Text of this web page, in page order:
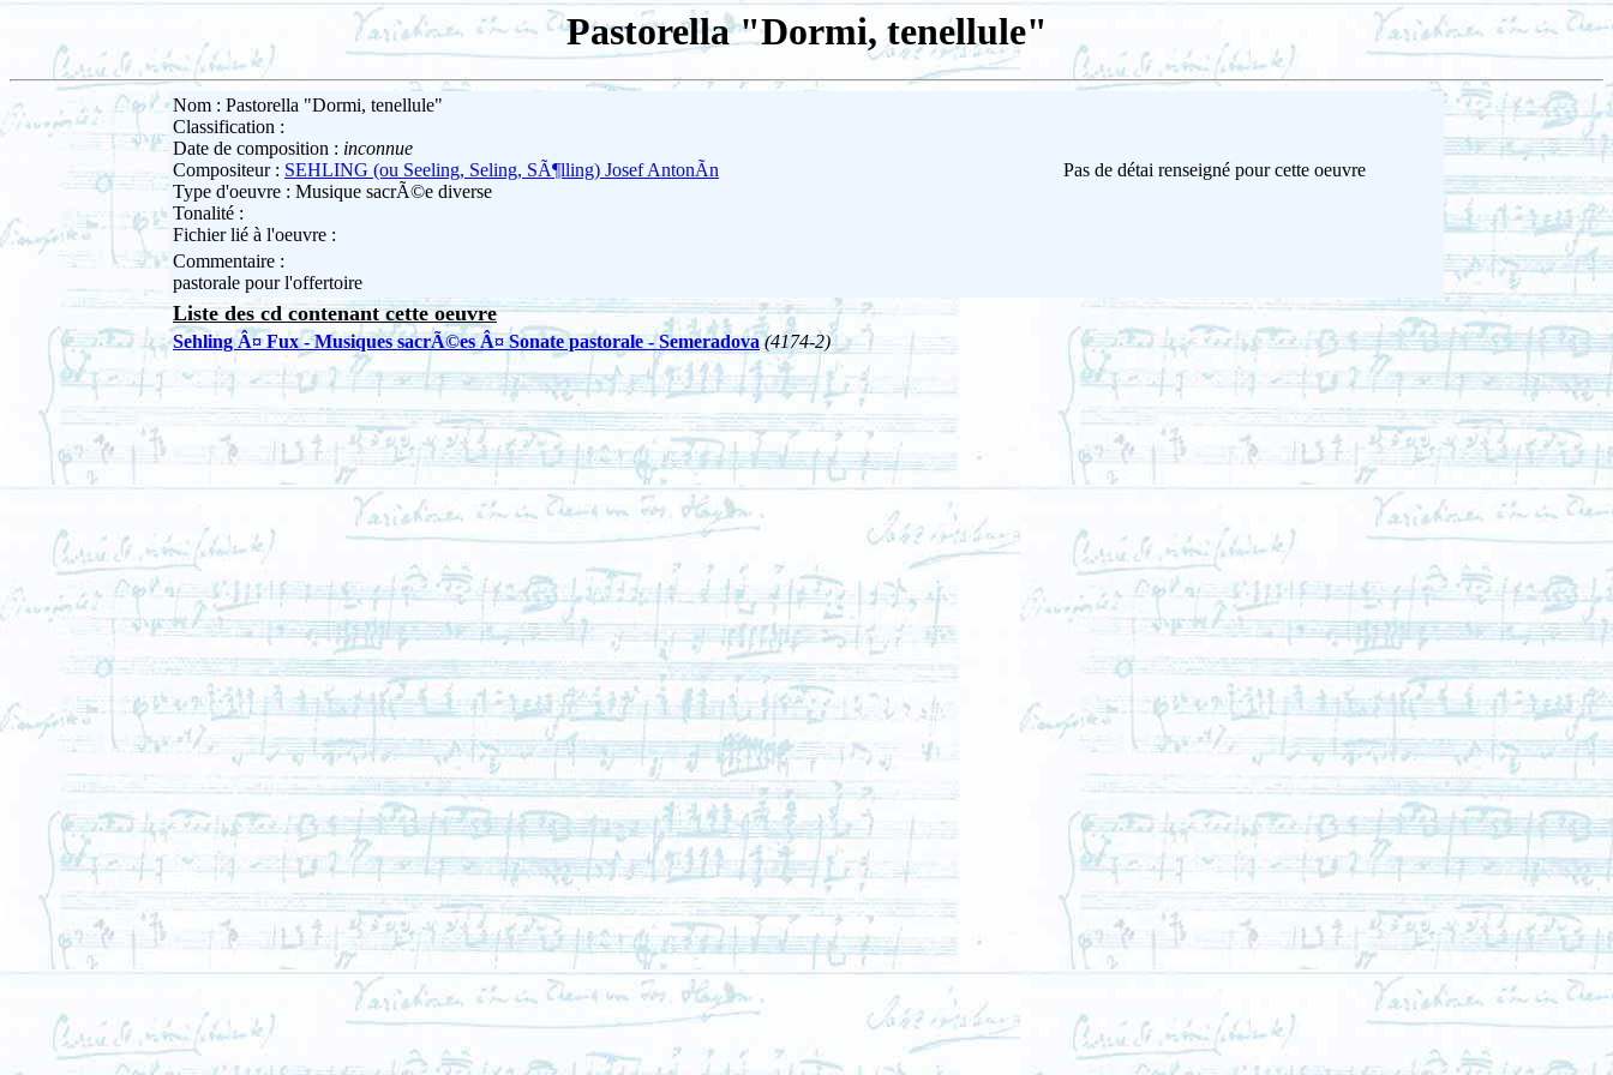
Pastorella "Dormi, tenellule"
Nom : Pastorella "Dormi, tenellule"
Classification :
Date de composition : inconnue
Compositeur : SEHLING (ou Seeling, Seling, SÃ¶lling) Josef AntonÃ­n
Type d'oeuvre : Musique sacrÃ©e diverse
Tonalité :
Fichier lié à l'oeuvre :
Pas de détai renseigné pour cette oeuvre
Commentaire :
pastorale pour l'offertoire
Liste des cd contenant cette oeuvre
Sehling Â¤ Fux - Musiques sacrÃ©es Â¤ Sonate pastorale - Semeradova (4174-2)